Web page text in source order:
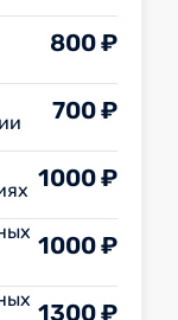
800 ₽
700 ₽
1000 ₽
1000 ₽
1300 ₽